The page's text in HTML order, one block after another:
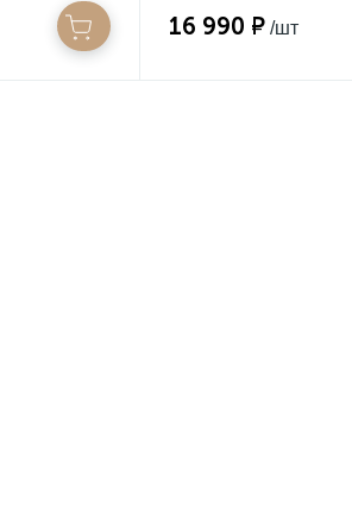
16 990 ₽ /шт